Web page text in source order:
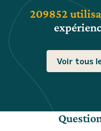
209852
Voir tous